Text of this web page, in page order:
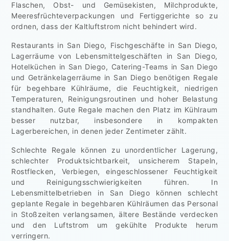
Flaschen, Obst- und Gemüsekisten, Milchprodukte,
Meeresfrüchteverpackungen und Fertiggerichte so zu
ordnen, dass der Kaltluftstrom nicht behindert wird.
Restaurants in San Diego, Fischgeschäfte in San Diego,
Lagerräume von Lebensmittelgeschäften in San Diego,
Hotelküchen in San Diego, Catering-Teams in San Diego
und Getränkelagerräume in San Diego benötigen Regale
für begehbare Kühlräume, die Feuchtigkeit, niedrigen
Temperaturen, Reinigungsroutinen und hoher Belastung
standhalten. Gute Regale machen den Platz im Kühlraum
besser nutzbar, insbesondere in kompakten
Lagerbereichen, in denen jeder Zentimeter zählt.
Schlechte Regale können zu unordentlicher Lagerung,
schlechter Produktsichtbarkeit, unsicherem Stapeln,
Rostflecken, Verbiegen, eingeschlossener Feuchtigkeit
und Reinigungsschwierigkeiten führen. In
Lebensmittelbetrieben in San Diego können schlecht
geplante Regale in begehbaren Kühlräumen das Personal
in Stoßzeiten verlangsamen, ältere Bestände verdecken
und den Luftstrom um gekühlte Produkte herum
verringern.